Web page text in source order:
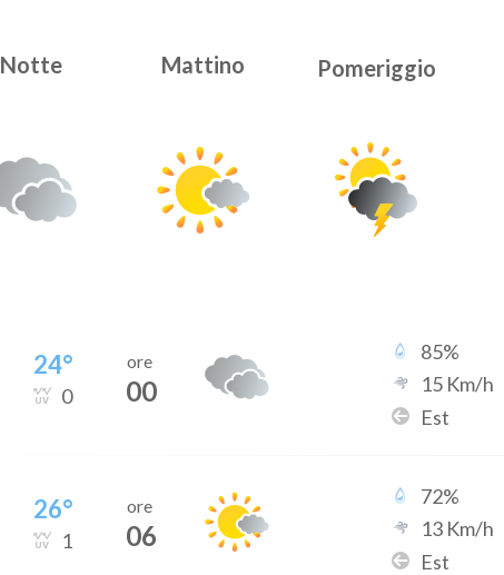
Notte Mattino Pomeriggio
24°
0
ore
00
85%
15 Km/h
Est
26°
1
ore
06
72%
13 Km/h
Est